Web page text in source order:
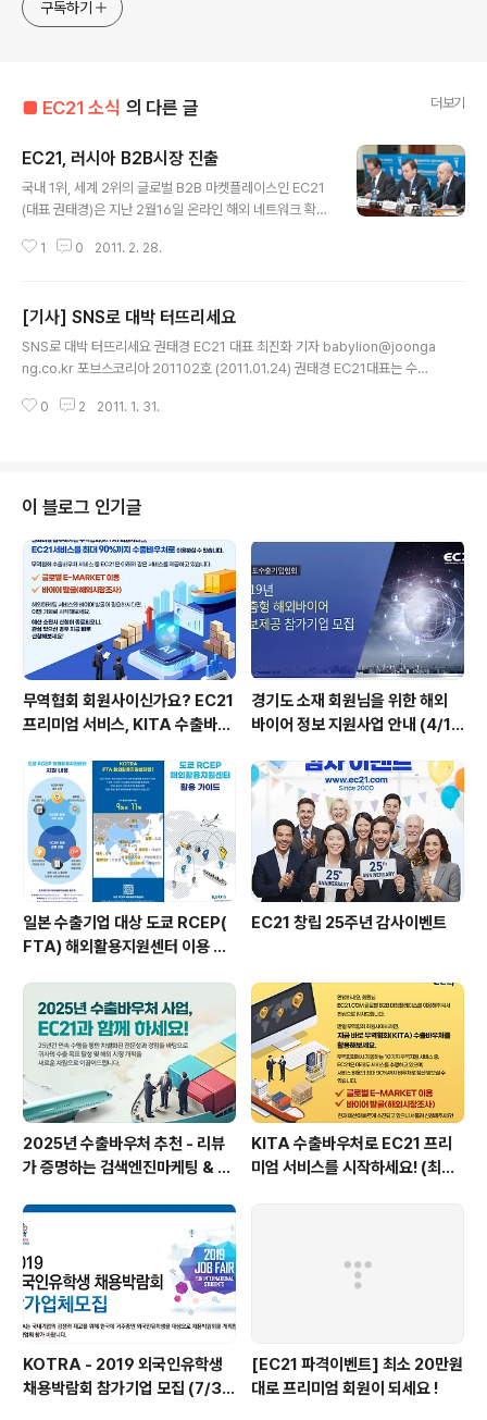
색엔진 마케팅 정보
구독하기
■ EC21 소식 의 다른 글 더보기
EC21, 러시아 B2B시장 진출
국내 1위, 세계 2위의 글로벌 B2B 마켓플레이스인 EC21
(대표 권태경)은 지난 2월16일 온라인 해외 네트워크 확대
이전트 계약을 체결하고 러시아 B2B시장에 본격적으로 진
장으로 이번 체결을 통해 EC21은 현지 에이전트와 함께
러시아 수출입기업들에게 보다 현지화된 서비스를 제공 할
예정이다. 이에 시비에르사 대표인 안드레이 비코프씨는
직 걸음마 단계로 현재 약 1,600만 개 이상의 중소기업이
1 0 2011. 2. 28.
[기사] SNS로 대박 터뜨리세요
SNS로 대박 터뜨리세요 권태경 EC21 대표 최진화 기자 babylion@joonga
ng.co.kr 포브스코리아 201102호 (2011.01.24) 권태경 EC21대표는 수출
해 초 미식축구 경기 수퍼보울의 오프라인 광고를 그만두겠다고 선언했다. 대신
가브랜드위원회가 ‘한국의 디지털 라이프’를 주제로 연 글로벌 UCC 공모전을
봐도 알 수 있다. 이 광고는 무려 2억 명에게 노출됐다. 권태경 E..
0 2 2011. 1. 31.
이 블로그 인기글
무역협회 회원사이신가요? EC21
프리미엄 서비스, KITA 수출바우
경기도 소재 회원님을 위한 해외
바이어 정보 지원사업 안내 (4/19
일본 수출기업 대상 도쿄 RCEP(
FTA) 해외활용지원센터 이용 안
EC21 창립 25주년 감사이벤트
2025년 수출바우처 추천 - 리뷰
가 증명하는 검색엔진마케팅 & B
KITA 수출바우처로 EC21 프리
미엄 서비스를 시작하세요! (최대
KOTRA - 2019 외국인유학생
채용박람회 참가기업 모집 (7/31
[EC21 파격이벤트] 최소 20만원
대로 프리미엄 회원이 되세요 !